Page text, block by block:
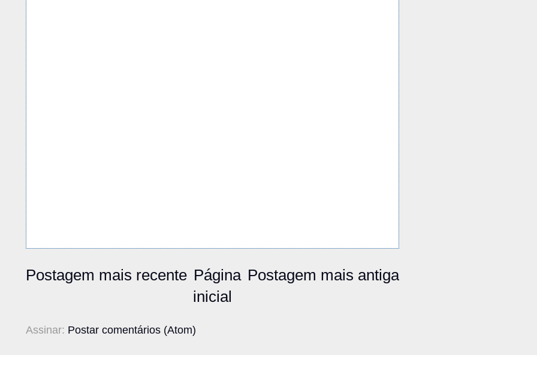
Postagem mais recente Postagem mais antiga
Página
inicial
Assinar: Postar comentários (Atom)